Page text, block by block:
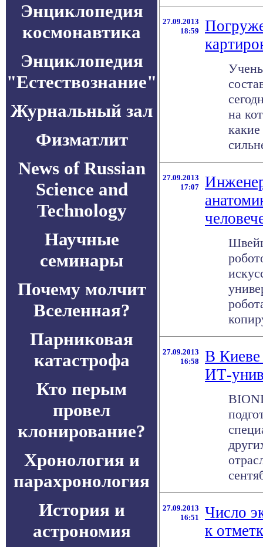
Энциклопедия
космонавтика
Энциклопедия
"Естествознание"
Журнальный зал
Физматлит
News of Russian
Science and
Technology
Научные
семинары
Почему молчит
Вселенная?
Парниковая
катастрофа
Кто перым
провел
клонирование?
Хронология и
парахронология
История и
астрономия
27.09.2013
18:59
на
какие
27.09.2013
17:07
27.09.2013
16:58
В Киеве
ИТ-
27.09.2013
16:51
Число
к